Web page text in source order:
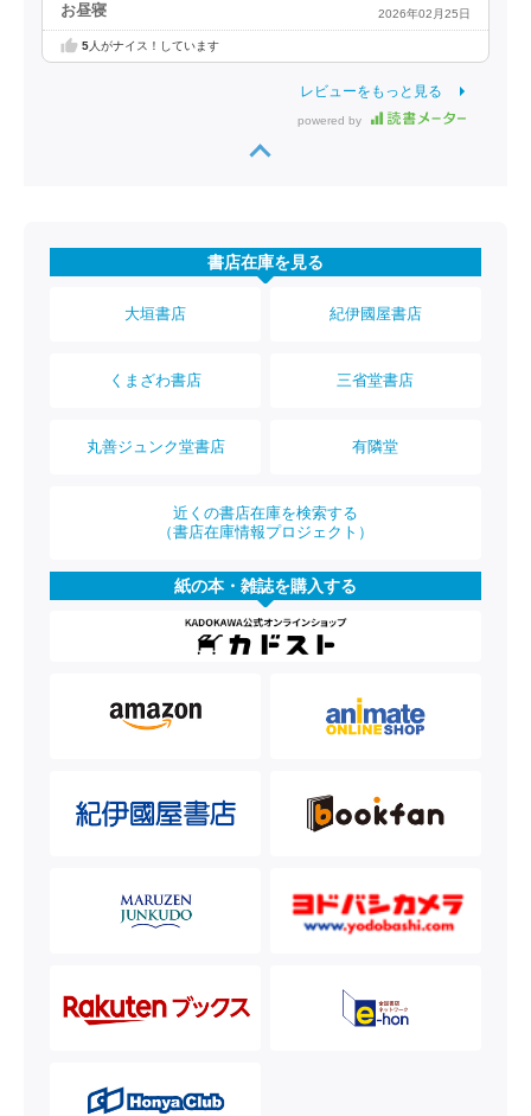
お昼寝 2026年02月25日
5人がナイス！しています
レビューをもっと見る
powered by
書店在庫を見る
大垣書店 紀伊國屋書店
くまざわ書店 三省堂書店
丸善ジュンク堂書店 有隣堂
近くの書店在庫を検索する
（書店在庫情報プロジェクト）
紙の本・雑誌を購入する